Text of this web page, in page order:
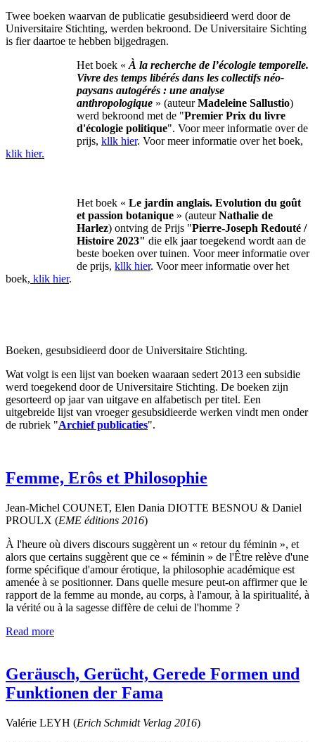
Twee boeken waarvan de publicatie gesubsidieerd werd door de
Universitaire Stichting, werden bekroond. De Universitaire Sichting
is fier daartoe te hebben bijgedragen.
Het boek « À la recherche de l’écologie temporelle.
Vivre des temps libérés dans les collectifs néo-
paysans autogérés : une analyse
anthropologique » (auteurMadeleine Sallustio)
werd bekroond met de "Premier Prix du livre
d'écologie politique". Voor meer informatie over de
prijs, kllk hier. Voor meer informatie over het boek,
klik hier.
Het boek « Le jardin anglais. Evolution du goût
et passion botanique » (auteurNathalie de
Harlez) ontving de Prijs "Pierre-Joseph Redouté /
Histoire 2023" die elk jaar toegekend wordt aan de
beste boeken over tuinen. Voor meer informatie over
de prijs, kllk hier. Voor meer informatie over het
boek, klik hier.
Boeken, gesubsidieerd door de Universitaire Stichting.
Wat volgt is een lijst van boeken waaraan sedert 2013 een subsidie
werd toegekend door de Universitaire Stichting. De boeken zijn
gesorteerd op jaar van uitgave en alfabetisch per titel. Een
uitgebreide lijst van vroeger gesubsidieerde werken vindt men onder
de rubriek "Archief publicaties".
Femme, Erôs et Philosophie
Jean-Michel COUNET, Elen Dania DIOTTE BESNOU & Daniel
PROULX (EME éditions 2016)
À l'heure où divers discours suggèrent un « retour du féminin », et
alors que certains suggèrent que ce « féminin » de l'Être relève d'une
forme spécifique d'amour érotique, la philosophie académique est
amenée à se positionner. Dans quelle mesure peut-on affirmer que le
rapport de la femme au monde, au corps, à l'amour, à la spiritualité, à
la vérité ou à la sagesse diffère de celui de l'homme ?
Read more
Geräusch, Gerücht, Gerede Formen und
Funktionen der Fama
Valérie LEYH (Erich Schmidt Verlag 2016)